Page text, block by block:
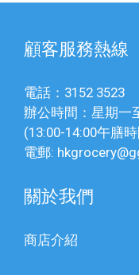
顧客服務熱線
電話：3152 3523
辦公時間：星期一
(13:00-14:00午膳
電郵:
關於我們
商店介紹